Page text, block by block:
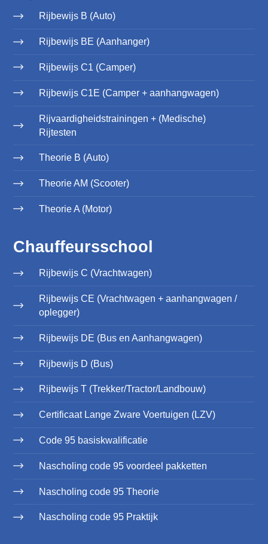
Rijbewijs B (Auto)
Rijbewijs BE (Aanhanger)
Rijbewijs C1 (Camper)
Rijbewijs C1E (Camper + aanhangwagen)
Rijvaardigheidstrainingen + (Medische)
Rijtesten
Theorie B (Auto)
Theorie AM (Scooter)
Theorie A (Motor)
Chauffeursschool
Rijbewijs C (Vrachtwagen)
Rijbewijs CE (Vrachtwagen + aanhangwagen /
oplegger)
Rijbewijs DE (Bus en Aanhangwagen)
Rijbewijs D (Bus)
Rijbewijs T (Trekker/Tractor/Landbouw)
Certificaat Lange Zware Voertuigen (LZV)
Code 95 basiskwalificatie
Nascholing code 95 voordeel pakketten
Nascholing code 95 Theorie
Nascholing code 95 Praktijk